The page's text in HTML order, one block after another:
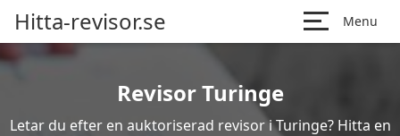
Hitta-revisor.se Menu
Revisor Turinge
Letar du efter en auktoriserad revisor i Turinge? Hitta en